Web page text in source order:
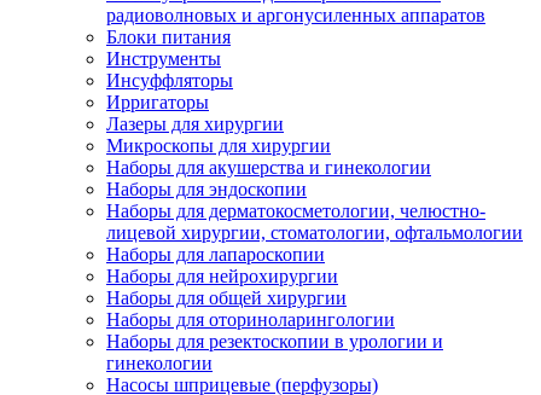
радиоволновых и аргонусиленных аппаратов
Блоки питания
Инструменты
Инсуффляторы
Ирригаторы
Лазеры для хирургии
Микроскопы для хирургии
Наборы для акушерства и гинекологии
Наборы для эндоскопии
Наборы для дерматокосметологии, челюстно-
лицевой хирургии, стоматологии, офтальмологии
Наборы для лапароскопии
Наборы для нейрохирургии
Наборы для общей хирургии
Наборы для оториноларингологии
Наборы для резектоскопии в урологии и
гинекологии
Насосы шприцевые (перфузоры)